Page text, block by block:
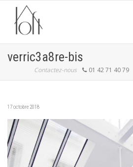
verric3a8re-bis
Contactez-nous 01 42 71 40 79
17 octobre 2018